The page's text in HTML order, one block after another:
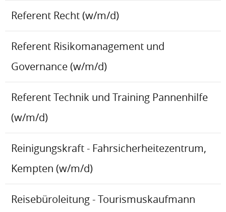
Referent Recht (w/m/d)
Referent Risikomanagement und
Governance (w/m/d)
Referent Technik und Training Pannenhilfe
(w/m/d)
Reinigungskraft - Fahrsicherheitezentrum,
Kempten (w/m/d)
Reisebüroleitung - Tourismuskaufmann